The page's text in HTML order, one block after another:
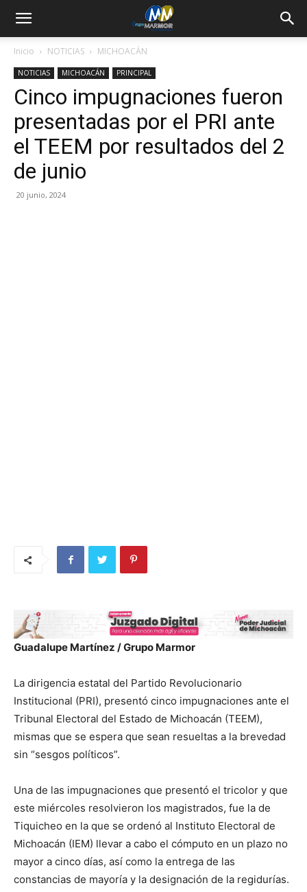
Inicio NOTICIAS MICHOACÁN
NOTICIAS MICHOACÁN PRINCIPAL
Cinco impugnaciones fueron
presentadas por el PRI ante
el TEEM por resultados del 2
de junio
20 junio, 2024
Guadalupe Martínez / Grupo Marmor
La dirigencia estatal del Partido Revolucionario
Institucional (PRI), presentó cinco impugnaciones ante el
Tribunal Electoral del Estado de Michoacán (TEEM),
mismas que se espera que sean resueltas a la brevedad
sin “sesgos políticos”.
Una de las impugnaciones que presentó el tricolor y que
este miércoles resolvieron los magistrados, fue la de
Tiquicheo en la que se ordenó al Instituto Electoral de
Michoacán (IEM) llevar a cabo el cómputo en un plazo no
mayor a cinco días, así como la entrega de las
constancias de mayoría y la designación de la regidurías.